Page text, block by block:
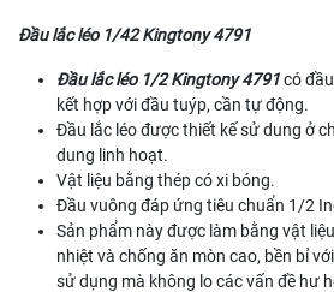
Đầu lắc léo 1/42 Kingtony 4791
Đầu lắc léo 1/2 Kingtony 4791có
kết hợp với đầu tuýp, cần tự động.
Đầu lắc léo được thiết kế sử dung ở
dung linh hoạt.
Vật liệu bằng thép có xi bóng.
Đầu vuông đáp ứng tiêu chuẩn 1/2
Sản phẩm này được làm bằng vật
nhiệt và chống ăn mòn cao, bền bỉ
sử dụng mà không lo các vấn đề hư